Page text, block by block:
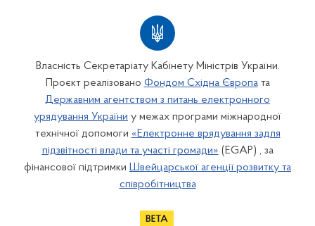
Власність Секретаріату Кабінету Міністрів України.
Проєкт реалізовано Фондом Східна Європата
Державним агентством з питань електронного
урядування України у межах програми міжнародної
технічної допомоги «Електронне врядування задля
підзвітності влади та участі громади» (EGAP) , за
фінансової підтримки Швейцарської агенції розвитку та
співробітництва